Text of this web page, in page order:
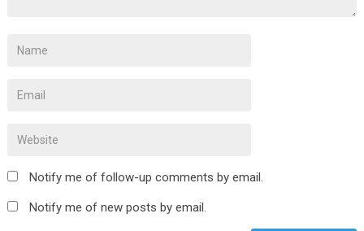
Notify me of follow-up comments by email.
Notify me of new posts by email.